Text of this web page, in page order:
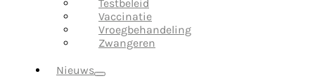
Testbeleid
Vaccinatie
Vroegbehandeling
Zwangeren
Nieuws